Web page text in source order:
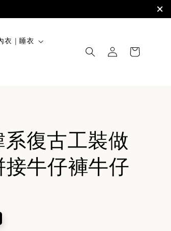
衣｜睡衣
系復古工裝做
牛仔褲牛仔